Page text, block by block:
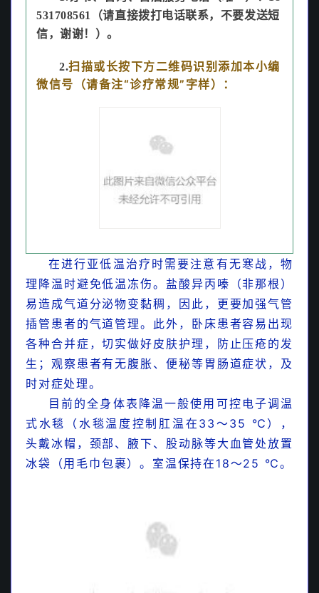
【最新/权威】从临床表现初步鉴别儿科感染性疾病
531708561（请直接拨打电话联系，不要发送短
信，谢谢！）。
2.扫描或长按下方二维码识别添加本小编
微信号（请备注“诊疗常规”字样）：
在进行亚低温治疗时需要注意有无寒战，物
理降温时避免低温冻伤。盐酸异丙嗪（非那根）
易造成气道分泌物变黏稠，因此，更要加强气管
插管患者的气道管理。此外，卧床患者容易出现
各种合并症，切实做好皮肤护理，防止压疮的发
生；观察患者有无腹胀、便秘等胃肠道症状，及
时对症处理。
目前的全身体表降温一般使用可控电子调温
式水毯（水毯温度控制肛温在33～35 ℃），
头戴冰帽，颈部、腋下、股动脉等大血管处放置
冰袋（用毛巾包裹）。室温保持在18～25 ℃。